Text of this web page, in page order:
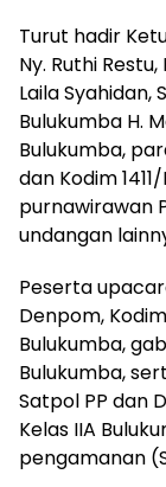
Turut hadir
Ny. Ruthi
Laila Syahidan,
Bulukumba H.
Bulukumba,
dan Kodim
purnawirawan
undangan
Peserta
Denpom,
Bulukumba,
Bulukumba,
Satpol PP dan
Kelas IIA
pengamanan